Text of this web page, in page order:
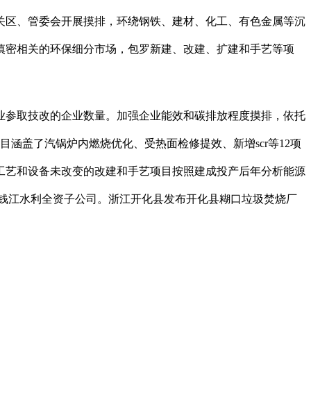
、管委会开展摸排，环绕钢铁、建材、化工、有色金属等沉
相关的环保细分市场，包罗新建、改建、扩建和手艺等项
取技改的企业数量。加强企业能效和碳排放程度摸排，依托
盖了汽锅炉内燃烧优化、受热面检修提效、新增scr等12项
和设备未改变的改建和手艺项目按照建成投产后年分析能源
江水利全资子公司。浙江开化县发布开化县糊口垃圾焚烧厂